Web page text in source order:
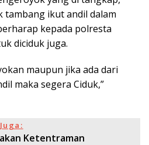
tambang ikut andil dalam
kepada polresta
diciduk juga.
maupun jika ada dari
maka segera Ciduk,”
Ketentraman